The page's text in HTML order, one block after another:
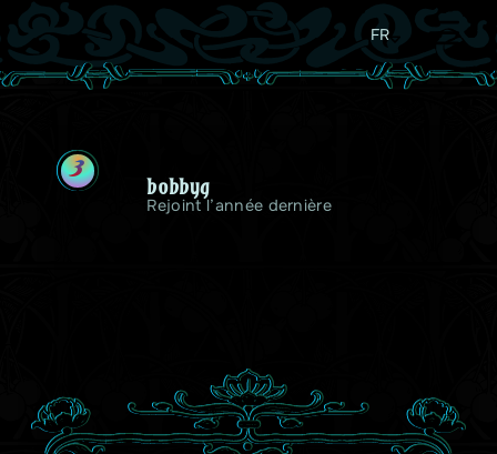
FR
B
bobbyg
Rejoint l’année dernière